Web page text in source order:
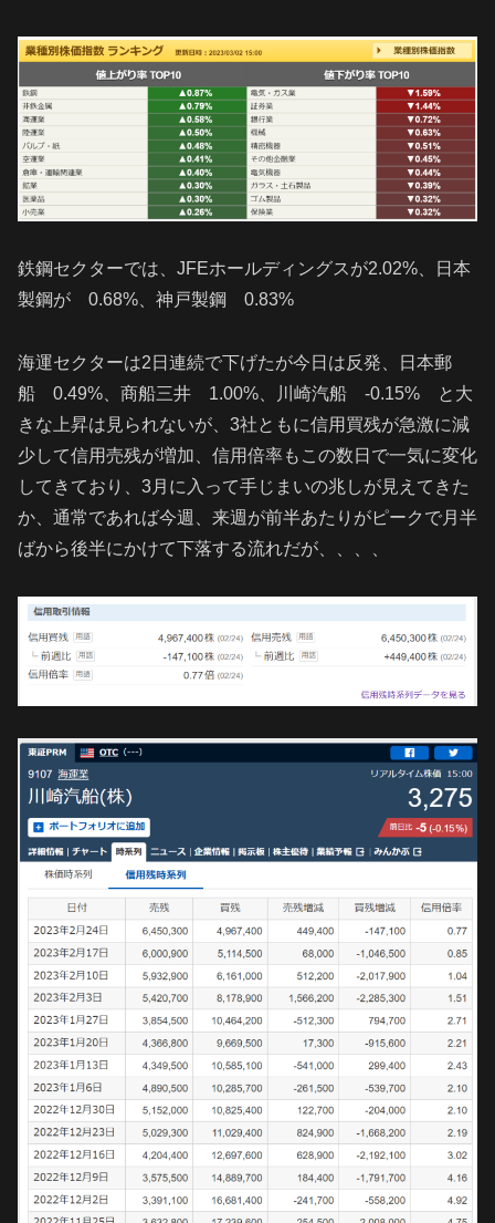
鉄鋼セクターでは、JFEホールディングスが2.02%、日本
製鋼が 0.68%、神戸製鋼 0.83%
海運セクターは2日連続で下げたが今日は反発、日本郵
船 0.49%、商船三井 1.00%、川崎汽船 -0.15% と大
きな上昇は見られないが、3社ともに信用買残が急激に減
少して信用売残が増加、信用倍率もこの数日で一気に変化
してきており、3月に入って手じまいの兆しが見えてきた
か、通常であれば今週、来週が前半あたりがピークで月半
ばから後半にかけて下落する流れだが、、、、